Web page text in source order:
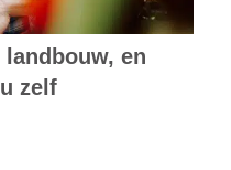
en
zelf